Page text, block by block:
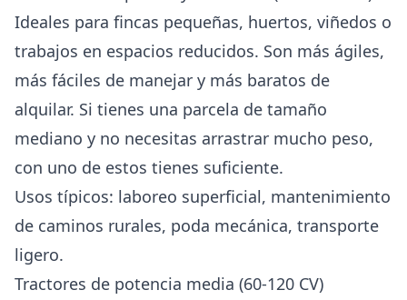
Ideales para fincas pequeñas, huertos, viñedos o
trabajos en espacios reducidos. Son más ágiles,
más fáciles de manejar y más baratos de
alquilar. Si tienes una parcela de tamaño
mediano y no necesitas arrastrar mucho peso,
con uno de estos tienes suficiente.
Usos típicos: laboreo superficial, mantenimiento
de caminos rurales, poda mecánica, transporte
ligero.
Tractores de potencia media (60-120 CV)